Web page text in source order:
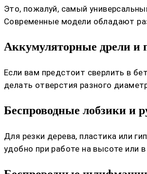
Это, пожалуй, самый
Современные модели обладают
Аккумуляторные дрели и
Если вам предстоит сверлить в
делать отверстия разного
Беспроводные лобзики и
Для резки дерева, пластика или
удобно при работе на высоте или